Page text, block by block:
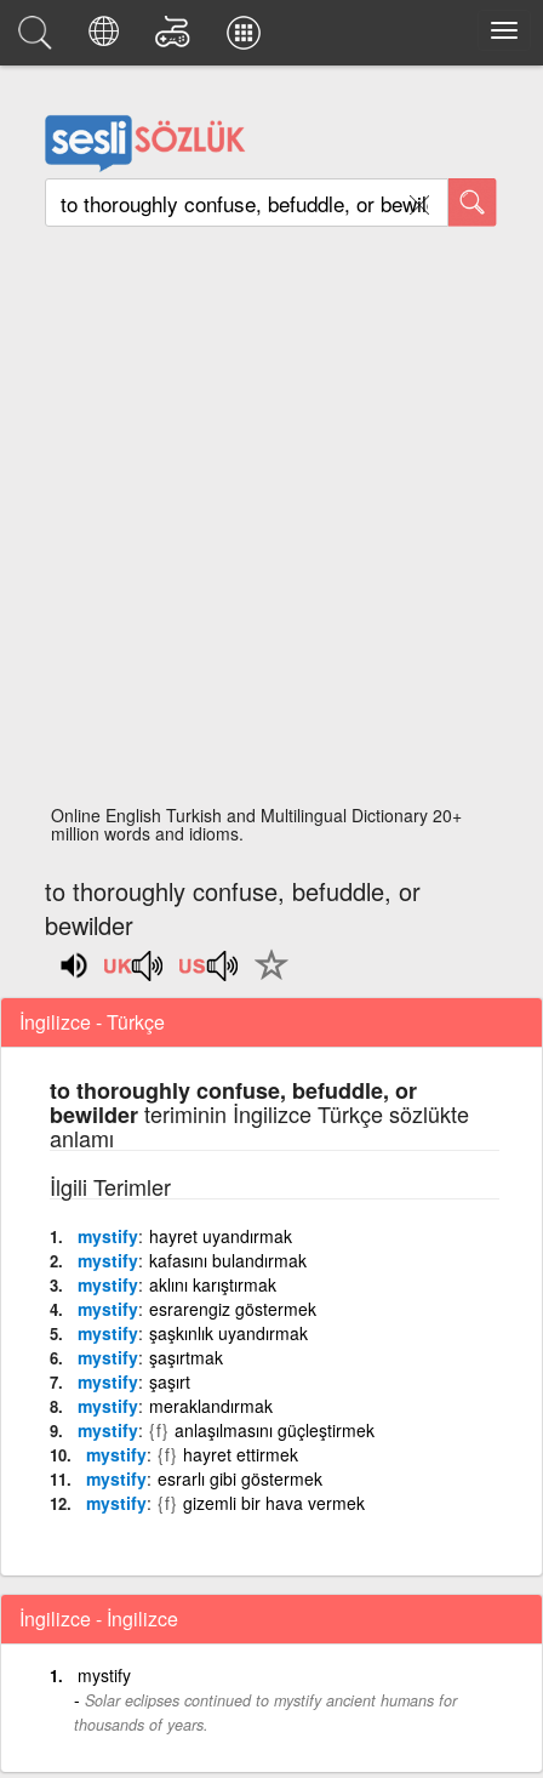
Online English Turkish and Multilingual Dictionary 20+
million words and idioms.
to thoroughly confuse, befuddle, or
bewilder
İngilizce - Türkçe
to thoroughly confuse, befuddle, or
bewilderteriminin İngilizce Türkçe sözlükte
anlamı
İlgili Terimler
mystify hayret uyandırmak
mystify kafasını bulandırmak
mystify aklını karıştırmak
mystify esrarengiz göstermek
mystify şaşkınlık uyandırmak
mystify şaşırtmak
mystify şaşırt
mystify meraklandırmak
mystify {f} anlaşılmasını güçleştirmek
mystify {f} hayret ettirmek
mystify esrarlı gibi göstermek
mystify {f} gizemli bir hava vermek
İngilizce - İngilizce
mystify
Solar eclipses continued to mystify ancient humans for
thousands of years.